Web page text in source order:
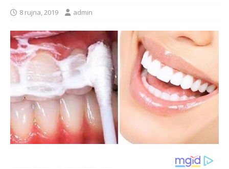
8 rujna, 2019 admin